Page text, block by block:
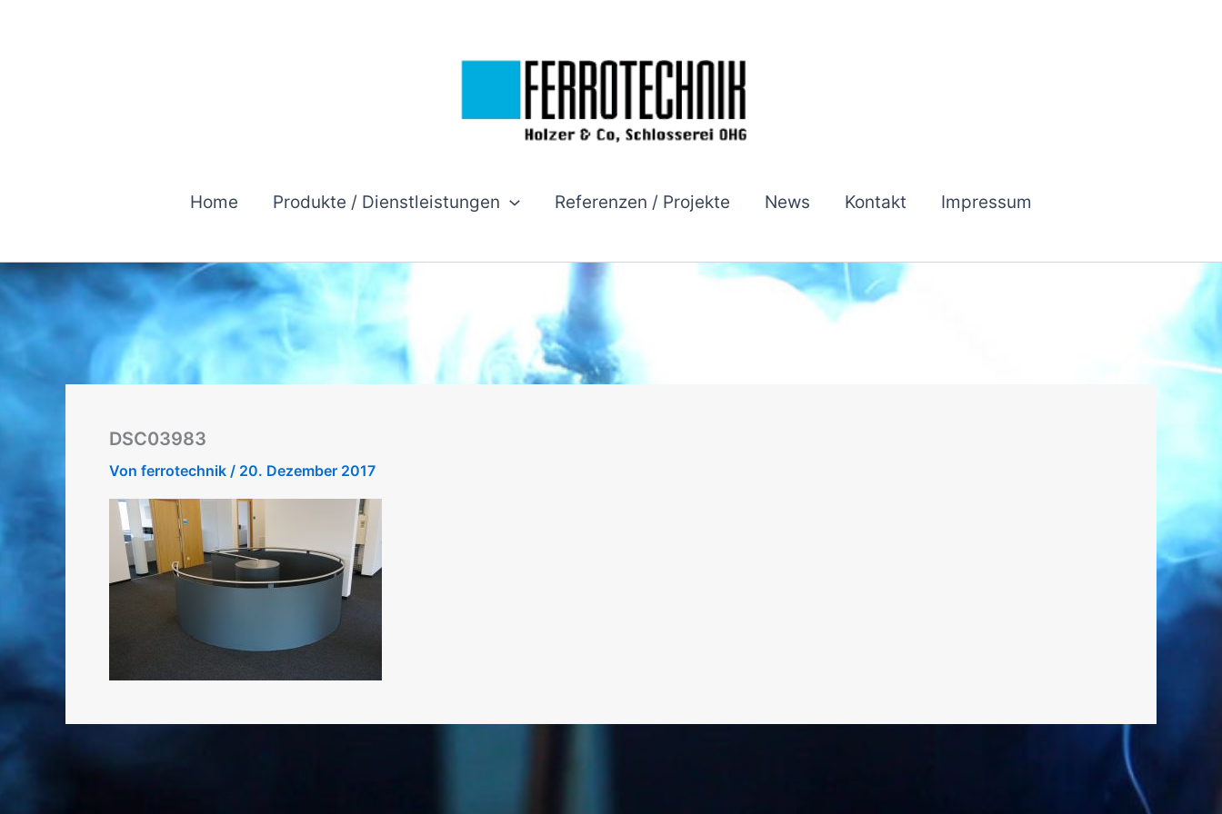
Home Produkte / Dienstleistungen Referenzen / Projekte News Kontakt Impressum
DSC03983
Von ferrotechnik / 20. Dezember 2017